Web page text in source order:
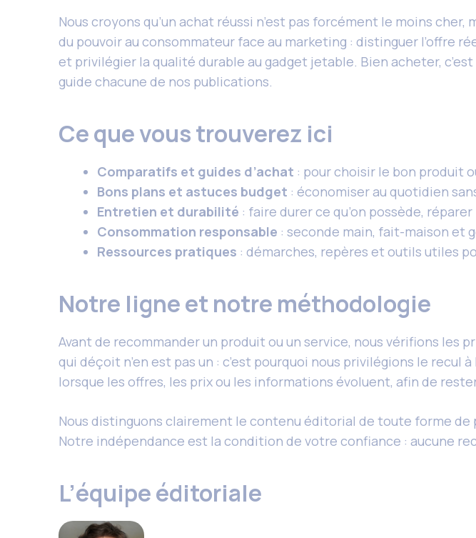
Nous croyons qu’un achat réussi n’est pas forcément le moins
du pouvoir au consommateur face au marketing : distinguer l’offre
et privilégier la qualité durable au gadget jetable. Bien acheter,
guide chacune de nos publications.
Ce que vous trouverez ici
Comparatifs et guides d’achat : pour choisir le bon produit
Bons plans et astuces budget : économiser au quotidien
Entretien et durabilité : faire durer ce qu’on possède,
Consommation responsable : seconde main, fait-maison et
Ressources pratiques : démarches, repères et outils utiles
Notre ligne et notre méthodologie
Avant de recommander un produit ou un service, nous vérifions les
qui déçoit n’en est pas un : c’est pourquoi nous privilégions le
lorsque les offres, les prix ou les informations évoluent, afin de
Nous distinguons clairement le contenu éditorial de toute forme
Notre indépendance est la condition de votre confiance : aucune
L’équipe éditoriale